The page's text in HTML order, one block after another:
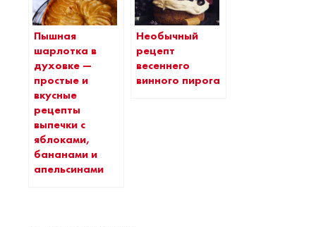
Пышная
шарлотка в
духовке —
простые и
вкусные
рецепты
выпечки с
яблоками,
бананами и
апельсинами
Необычный
рецепт
весеннего
винного пирога